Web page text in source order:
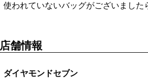
使われていないバッグがございました
店舗情報
ダイヤモンドセブン